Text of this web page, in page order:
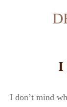
I
I don’t mind